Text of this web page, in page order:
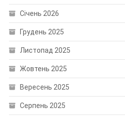
Січень 2026
Грудень 2025
Листопад 2025
Жовтень 2025
Вересень 2025
Серпень 2025